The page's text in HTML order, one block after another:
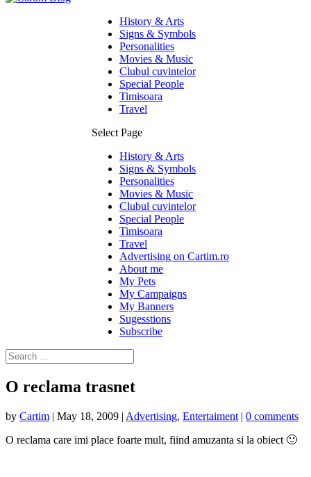
History & Arts
Signs & Symbols
Personalities
Movies & Music
Clubul cuvintelor
Special People
Timisoara
Travel
Select Page
History & Arts
Signs & Symbols
Personalities
Movies & Music
Clubul cuvintelor
Special People
Timisoara
Travel
Advertising on Cartim.ro
About me
My Pets
My Campaigns
My Banners
Sugesstions
Subscribe
O reclama trasnet
by Cartim | May 18, 2009 | Advertising, Entertaiment | 0 comments
O reclama care imi place foarte mult, fiind amuzanta si la obiect 🙂